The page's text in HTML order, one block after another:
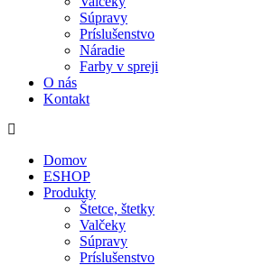
Súpravy
Príslušenstvo
Náradie
Farby v spreji
O nás
Kontakt
Domov
ESHOP
Produkty
Štetce, štetky
Valčeky
Súpravy
Príslušenstvo